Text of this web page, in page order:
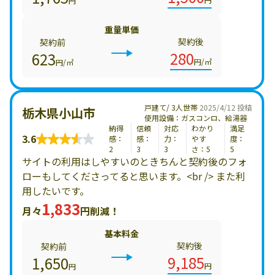
重量単価
契約前
623円/㎥
契約後
280円/㎥
2025/4/12 投稿
栃木県小山市
戸建て/ 3人世帯
使用設備：ガスコンロ、給湯器
3.6
納得
感：
2
信頼
感：
3
対応
力：
3
わかり
やす
さ：5
満足
度：
5
サイトの利用はしやすいのときちんと契約後のフォ
ローもしてくださってると思います。<br /> また利
用したいです。
月々1,833円削減！
基本料金
契約前
1,650円
契約後
9,185円